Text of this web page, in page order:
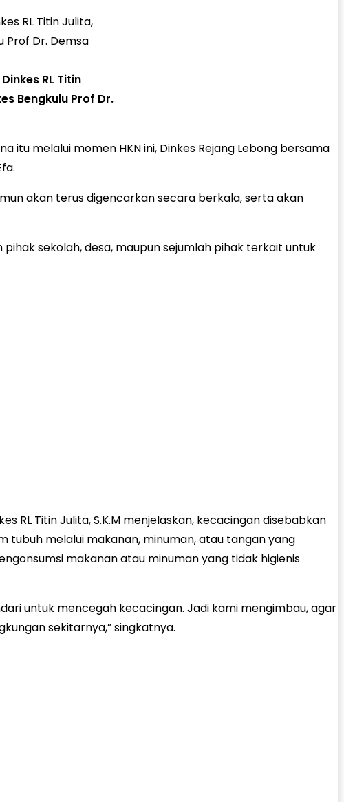
RL Titin
Bengkulu Prof Dr.
itu melalui momen HKN ini, Dinkes Rejang Lebong bersama
akan terus digencarkan secara berkala, serta akan
sekolah, desa, maupun sejumlah pihak terkait untuk
RL Titin Julita, S.K.M menjelaskan, kecacingan disebabkan
tubuh melalui makanan, minuman, atau tangan yang
makanan atau minuman yang tidak higienis
untuk mencegah kecacingan. Jadi kami mengimbau, agar
sekitarnya,” singkatnya.